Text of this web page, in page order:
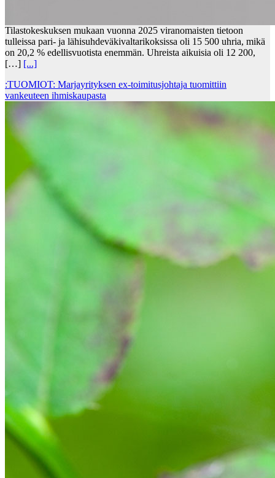
Tilastokeskuksen mukaan vuonna 2025 viranomaisten tietoon
tulleissa pari- ja lähisuhdeväkivaltarikoksissa oli 15 500 uhria, mikä
on 20,2 % edellisvuotista enemmän. Uhreista aikuisia oli 12 200,
[…] [...]
:TUOMIOT: Marjayrityksen ex-toimitusjohtaja tuomittiin
vankeuteen ihmiskaupasta